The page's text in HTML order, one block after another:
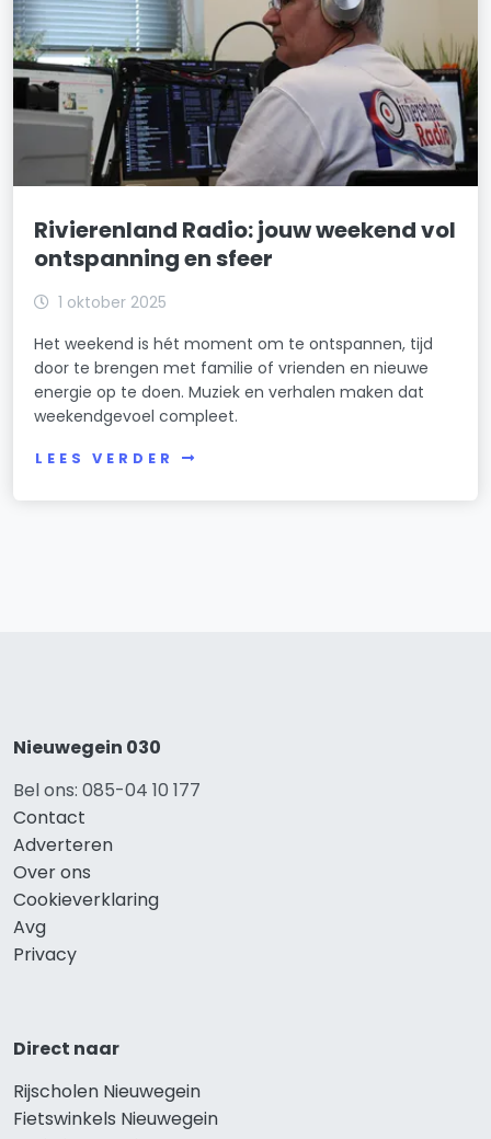
Rivierenland Radio: jouw weekend vol
ontspanning en sfeer
1 oktober 2025
Het weekend is hét moment om te ontspannen, tijd
door te brengen met familie of vrienden en nieuwe
energie op te doen. Muziek en verhalen maken dat
weekendgevoel compleet.
LEES VERDER
Nieuwegein 030
Bel ons: 085-04 10 177
Contact
Adverteren
Over ons
Cookieverklaring
Avg
Privacy
Direct naar
Rijscholen Nieuwegein
Fietswinkels Nieuwegein